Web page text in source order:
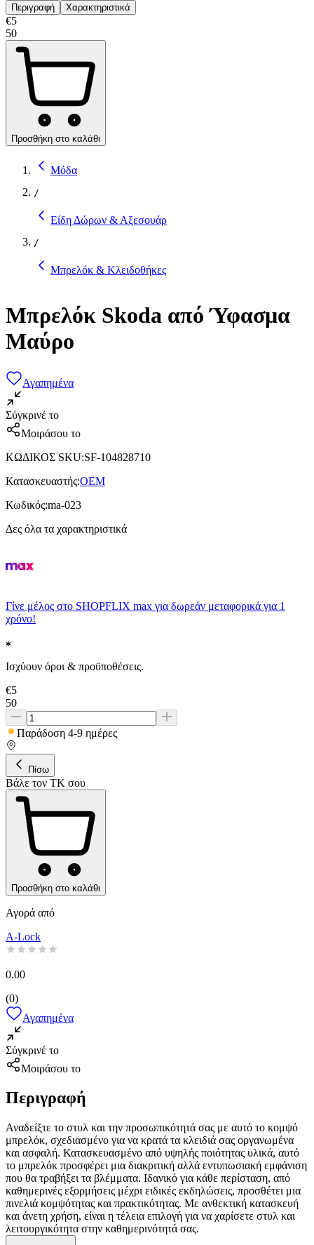
Περιγραφή Χαρακτηριστικά
€5
50
Προσθήκη στο καλάθι
Μόδα
/
Είδη Δώρων & Αξεσουάρ
/
Μπρελόκ & Κλειδοθήκες
Μπρελόκ Skoda από Ύφασμα
Μαύρο
Αγαπημένα
Σύγκρινέ το
Μοιράσου το
ΚΩΔΙΚΟΣ SKU:SF-104828710
Κατασκευαστής:OEM
Κωδικός:ma-023
Δες όλα τα χαρακτηριστικά
Γίνε μέλος στο SHOPFLIX max για δωρεάν μεταφορικά για 1
χρόνο!
Ισχύουν όροι & προϋποθέσεις.
€5
50
Παράδοση 4-9 ημέρες
Πίσω
Βάλε τον ΤΚ σου
Προσθήκη στο καλάθι
Αγορά από
A-Lock
0.00
(0)
Αγαπημένα
Σύγκρινέ το
Μοιράσου το
Περιγραφή
Αναδείξτε το στυλ και την προσωπικότητά σας με αυτό το κομψό
μπρελόκ, σχεδιασμένο για να κρατά τα κλειδιά σας οργανωμένα
και ασφαλή. Κατασκευασμένο από υψηλής ποιότητας υλικά, αυτό
το μπρελόκ προσφέρει μια διακριτική αλλά εντυπωσιακή εμφάνιση
που θα τραβήξει τα βλέμματα. Ιδανικό για κάθε περίσταση, από
καθημερινές εξορμήσεις μέχρι ειδικές εκδηλώσεις, προσθέτει μια
πινελιά κομψότητας και πρακτικότητας. Με ανθεκτική κατασκευή
και άνετη χρήση, είναι η τέλεια επιλογή για να χαρίσετε στυλ και
λειτουργικότητα στην καθημερινότητά σας.